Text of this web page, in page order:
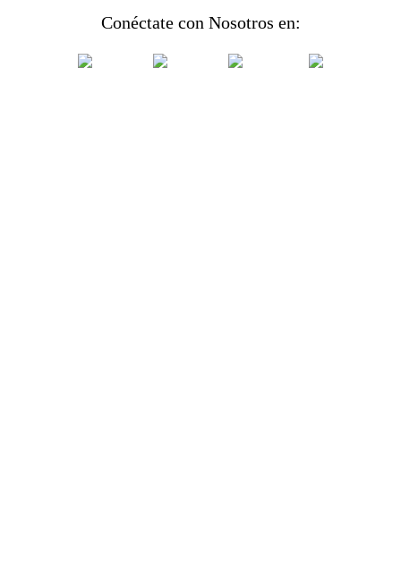
Conéctate con Nosotros en: